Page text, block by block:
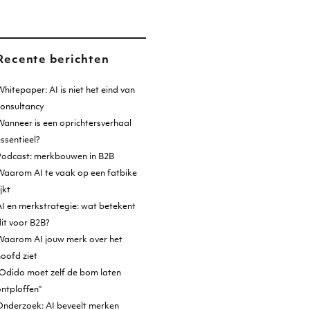
berichten
AI is niet het eind van
is een oprichtersverhaal
merkbouwen in B2B
AI te vaak op een fatbike
en merkstrategie: wat betekent
voor B2B?
AI jouw merk over het
ziet
moet zelf de bom laten
AI beveelt merken